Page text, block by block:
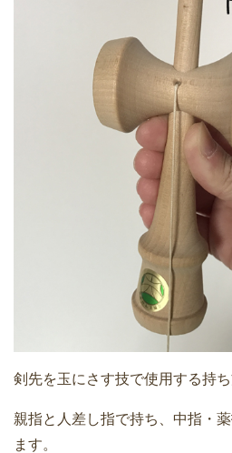
剣先を玉にさす技で使用する持ち
親指と人差し指で持ち、中指・
ます。